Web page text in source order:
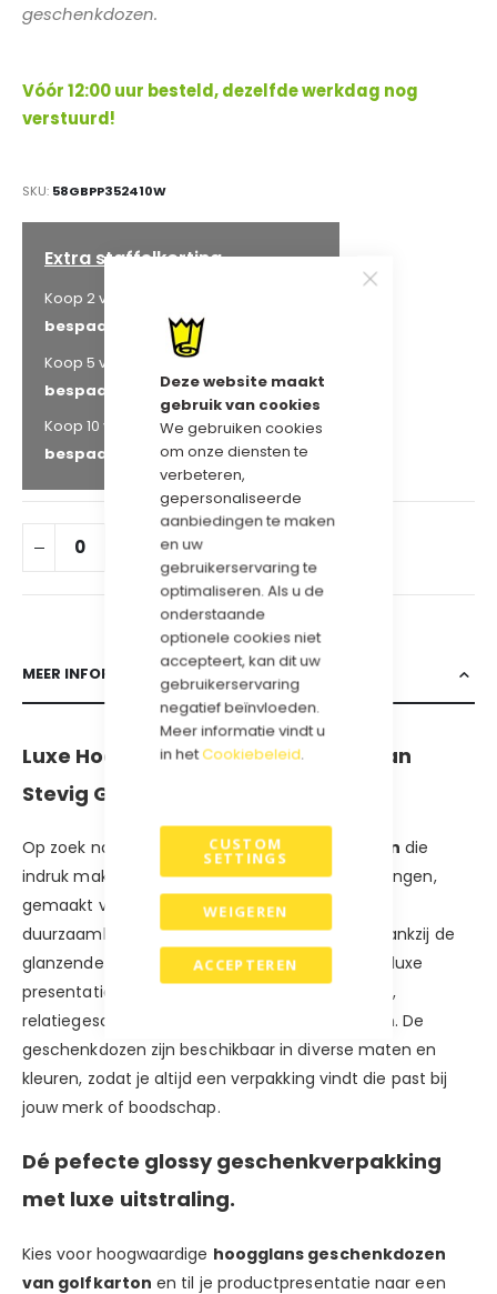
Deze website maakt
gebruik van cookies
We gebruiken cookies
om onze diensten te
verbeteren,
gepersonaliseerde
aanbiedingen te maken
en uw
gebruikerservaring te
optimaliseren. Als u de
onderstaande
optionele cookies niet
accepteert, kan dit uw
gebruikerservaring
negatief beïnvloeden.
Meer informatie vindt u
in het Cookiebeleid.
ACCEPTEREN
CUSTOM
SETTINGS
WEIGEREN
geschenkdozen.
Vóór 12:00 uur besteld, dezelfde werkdag nog
verstuurd!
SKU 58GBPP352410W
Extra staffelkorting
Koop 2 voor
bespaar
Koop 5 voor
€ 68,77
bespaar
Koop 10 voor
€ 67,28
en
bespaar
IN WINKELWAGEN
MEER INFORMATIE
Luxe Hoogglans Geschenkdozen van
Stevig Golfkarton.
Op zoek naar luxe hoogglans geschenkdozen die
indruk maken? Onze stijlvolle geschenkverpakkingen,
gemaakt van stevig
golfkarton, combineren
duurzaamheid met een premium uitstraling. Dankzij de
glanzende afwerking krijgen jouw cadeaus een luxe
presentatie, perfect voor exclusieve producten,
relatiegeschenken en feestelijke gelegenheden. De
geschenkdozen zijn beschikbaar in diverse maten en
kleuren, zodat je altijd een verpakking vindt die past bij
jouw merk of boodschap.
Dé pefecte glossy geschenkverpakking
met luxe uitstraling.
Kies voor hoogwaardige hoogglans geschenkdozen
van golfkarton en til je productpresentatie naar een